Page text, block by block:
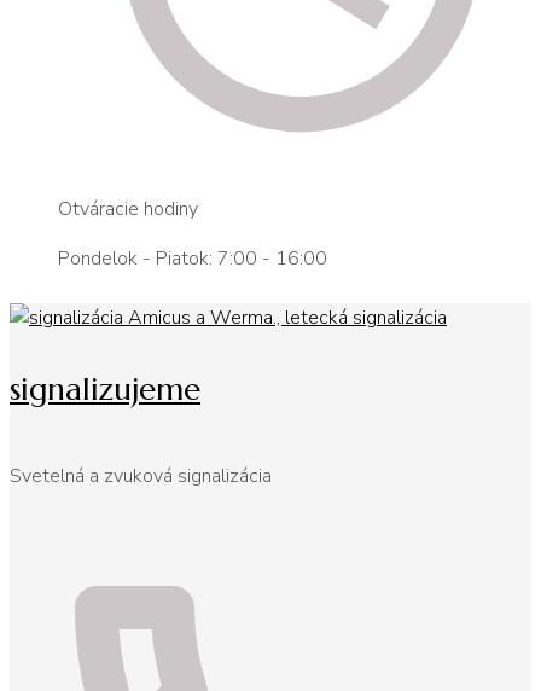
Otváracie hodiny
Pondelok - Piatok: 7:00 - 16:00
signalizujeme
Svetelná a zvuková signalizácia